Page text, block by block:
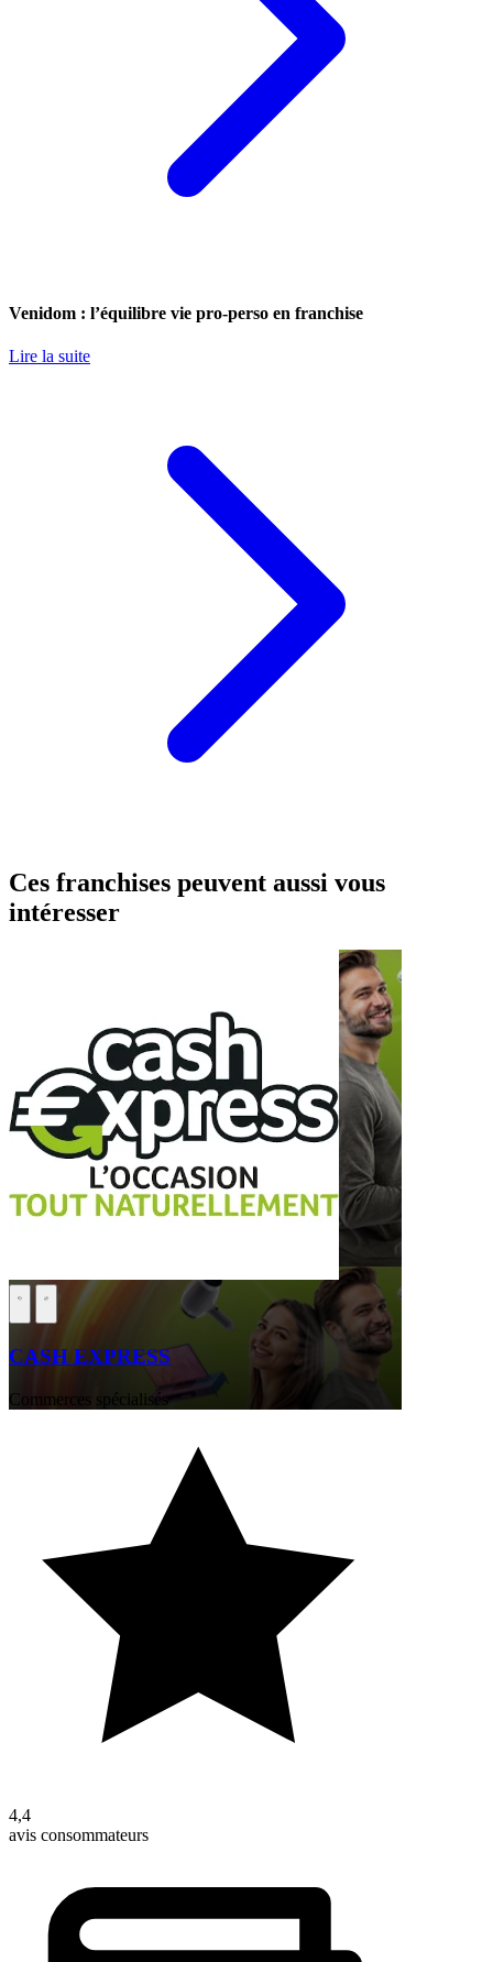
Venidom : l’équilibre vie pro-perso en franchise
Lire la suite
Ces franchises peuvent aussi vous
intéresser
CASH EXPRESS
Commerces spécialisés
4,4
avis consommateurs